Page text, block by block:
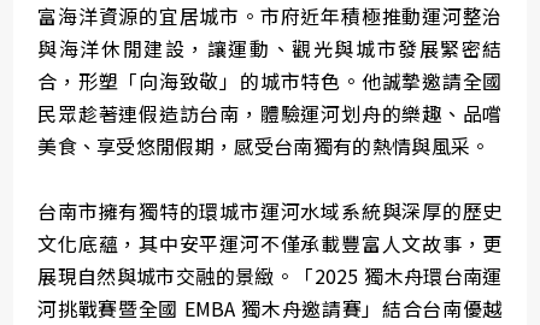
富海洋資源的宜居城市。市府近年積極推動運河整治
與海洋休閒建設，讓運動、觀光與城市發展緊密結
合，形塑「向海致敬」的城市特色。他誠摯邀請全國
民眾趁著連假造訪台南，體驗運河划舟的樂趣、品嚐
美食、享受悠閒假期，感受台南獨有的熱情與風采。
台南市擁有獨特的環城市運河水域系統與深厚的歷史
文化底蘊，其中安平運河不僅承載豐富人文故事，更
展現自然與城市交融的景緻。「2025 獨木舟環台南運
河挑戰賽暨全國 EMBA 獨木舟邀請賽」結合台南優越